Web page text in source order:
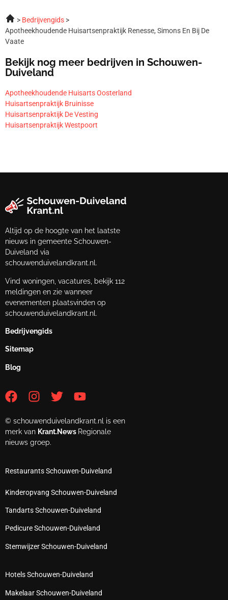
Bedrijvengids
Apotheekhoudende Huisartsenpraktijk Renesse, Simons En Bij De
Vaate
Bekijk nog meer bedrijven in Schouwen-
Duiveland
Apotheekhoudende Huisarts Oosterland
Huisartsenpraktijk Bruinisse
Huisartsenpraktijk De Vesting
Huisartsenpraktijk Westpoort
Altijd op de hoogte van het laatste
nieuws in gemeente Schouwen-
Duiveland via
schouwenduivelandkrant.nl.
Vind woningen, vacatures, bekijk 112
meldingen en zie wanneer
evenementen plaatsvinden op
schouwenduivelandkrant.nl.
Bedrijvengids
Sitemap
Blog
© schouwenduivelandkrant.nl is een
merk van Krant.News Regionale
nieuws groep.
Restaurants Schouwen-Duiveland
Kinderopvang Schouwen-Duiveland
Tandarts Schouwen-Duiveland
Pedicure Schouwen-Duiveland
Stemwijzer Schouwen-Duiveland
Hotels Schouwen-Duiveland
Makelaar Schouwen-Duiveland